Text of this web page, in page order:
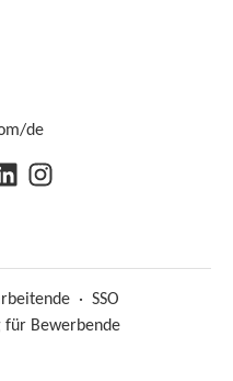
de
· SSO
für Bewerbende